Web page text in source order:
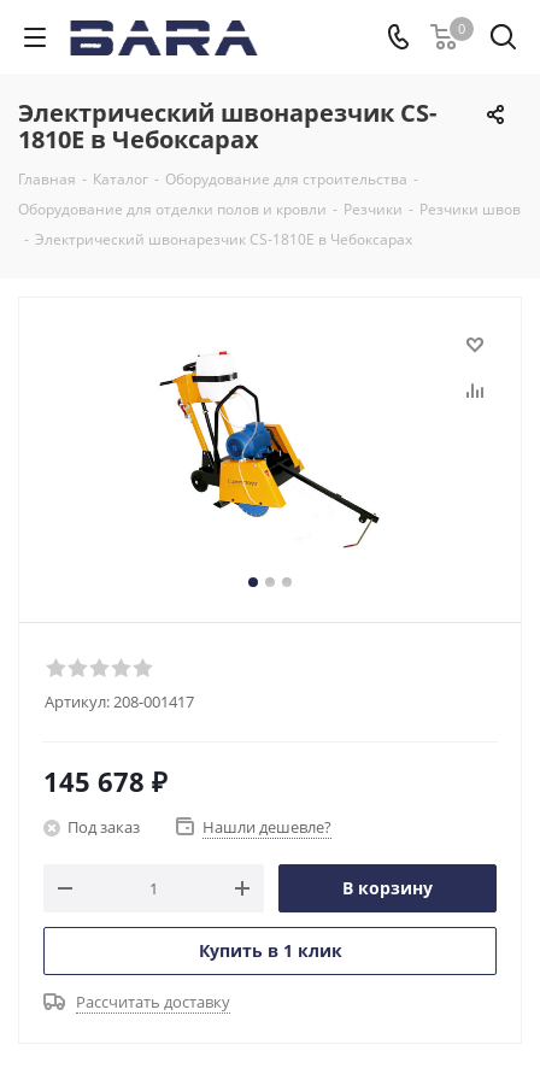
0
Электрический швонарезчик CS-
1810E в Чебоксарах
Главная - Каталог - Оборудование для строительства -
Оборудование для отделки полов и кровли - Резчики - Резчики швов
- Электрический швонарезчик CS-1810E в Чебоксарах
Артикул:208-001417
145 678 ₽
Под заказ Нашли дешевле?
В корзину
Купить в 1 клик
Рассчитать доставку